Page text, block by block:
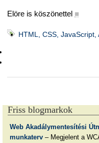
Elöre is köszönettel ■
HTML, CSS, JavaScript,
Friss blogmarkok
Web Akadálymentesítési
munkaterv– Megjelent a